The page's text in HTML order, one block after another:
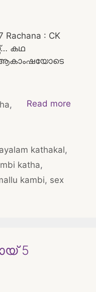
: CK
കഥ
Read more
,
kathakal,
katha,
kambi, sex
5